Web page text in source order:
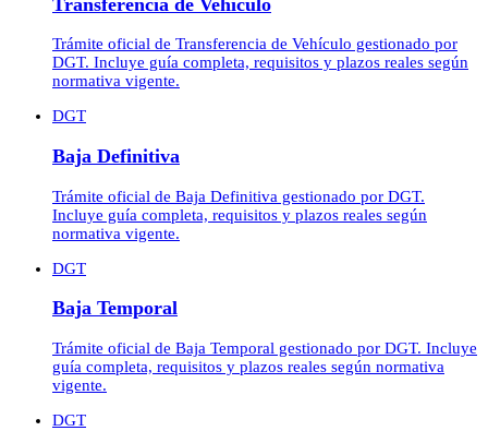
Trámite oficial de Transferencia de Vehículo gestionado por
DGT. Incluye guía completa, requisitos y plazos reales según
normativa vigente.
DGT
Baja Definitiva
Trámite oficial de Baja Definitiva gestionado por DGT.
Incluye guía completa, requisitos y plazos reales según
normativa vigente.
DGT
Baja Temporal
Trámite oficial de Baja Temporal gestionado por DGT. Incluye
guía completa, requisitos y plazos reales según normativa
vigente.
DGT